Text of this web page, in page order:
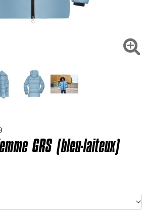
des produits pour votre besoin

GRS (bleu-laiteux)